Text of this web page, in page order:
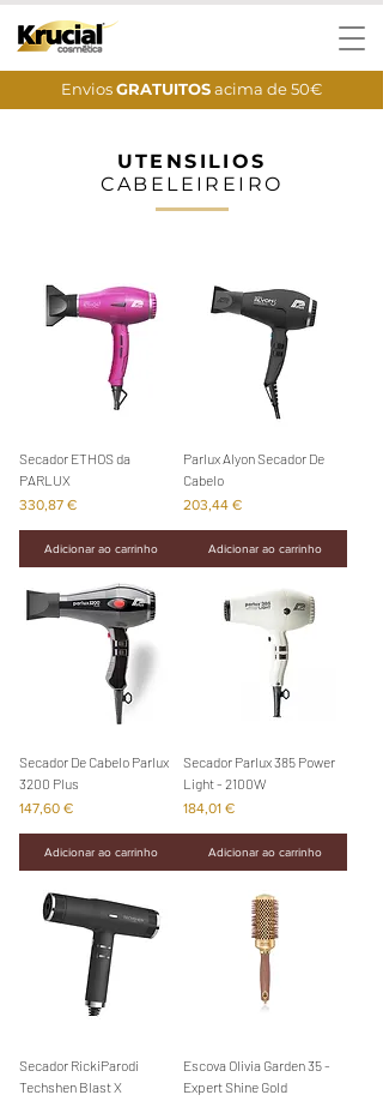
EnviosGRATUITOSacima de 50€
UTENSILIOS
CABELEIREIRO
Secador ETHOS da
PARLUX
Preço
330,87 €
Adicionar ao carrinho
Parlux Alyon Secador De
Cabelo
Preço
203,44 €
Adicionar ao carrinho
Secador De Cabelo Parlux
3200 Plus
Preço
147,60 €
Adicionar ao carrinho
Secador Parlux 385 Power
Light - 2100W
Preço
184,01 €
Adicionar ao carrinho
Secador RickiParodi
Techshen Blast X
Escova Olivia Garden 35 -
Expert Shine Gold